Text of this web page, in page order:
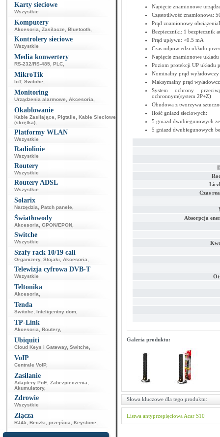
Karty sieciowe
Wszystkie
Komputery
Akcesoria Zasilacze Bluetooth
Kontrolery sieciowe
Wszystkie
Media konwertery
RS-232/RS-485 PLC
MikroTik
IoT, Switche
Monitoring
Urządzenia alarmowe Akcesoria
Okablowanie
Kable Zasilające Pigtaile
Kable Sieciowe
(skrętka)
Platformy WLAN
Wszystkie
Radiolinie
Wszystkie
Routery
Wszystkie
Routery ADSL
Wszystkie
Solarix
Narzędzia Patch panele
Światłowody
Akcesoria GPON/EPON
Switche
Wszystkie
Szafy rack 10/19 cali
Organizery, Stojaki Akcesoria
Telewizja cyfrowa DVB-T
Wszystkie
Teltonika
Akcesoria
Tenda
Switche Inteligentny dom
TP-Link
Akcesoria Routery,
Ubiquiti
Cloud Keys i Gateway, Switche
VoIP
Centrale VoIP,
Zasilanie
Adaptery PoE Zabezpieczenia
Akumulatory,
Zdrowie
Wszystkie
Złącza
RJ45 Beczki, przejścia Keystone
Napięcie znamionowe
Częstotliwość znamionowa:
Prąd znamionowy
Bezpieczniki: 1 bezpiecznik
Prąd upływu: <0.5 mA
Czas odpowiedzi układu
Napięcie znamionowe
Poziom protekcji UP układu
Nominalny prąd
Maksymalny prąd
System ochrony
ochronnym(system 2P+Z)
Obudowa z tworzywa
Ilość gniazd sieciowych:
5 gniazd dwubiegunowych
5 gniazd dwubiegunowych
Czas
Absorpcja
Galeria produktu:
Słowa kluczowe dla tego produktu:
Listwa antyprzepięciowa Acar S10